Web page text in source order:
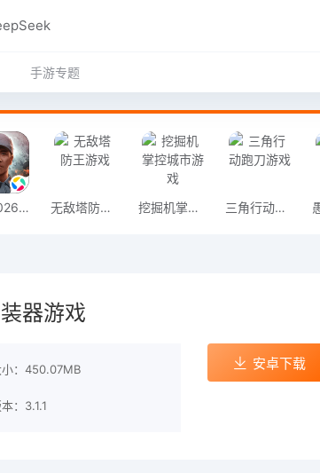
手游专题
亮剑2026官方版 无敌塔防王游戏 挖掘机掌控城市游戏 三角行动跑刀游戏
器游戏
：450.07MB
：3.1.1
安卓下载